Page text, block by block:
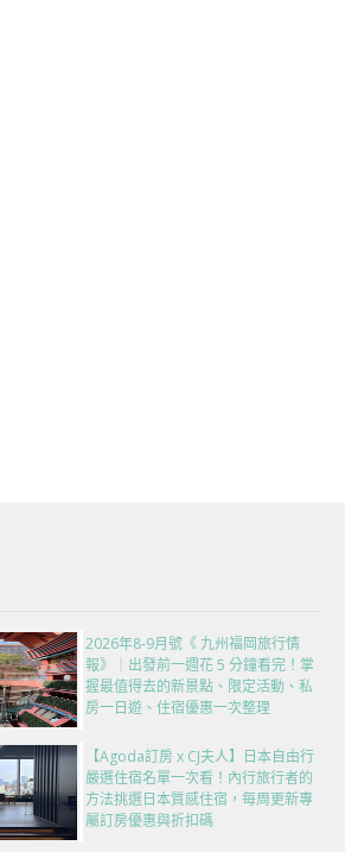
2026年8-9月號《 九州福岡旅行情
報》｜出發前一週花 5 分鐘看完！掌
握最值得去的新景點、限定活動、私
房一日遊、住宿優惠一次整理
【Agoda訂房 x CJ夫人】日本自由行
嚴選住宿名單一次看！內行旅行者的
方法挑選日本質感住宿，每周更新專
屬訂房優惠與折扣碼